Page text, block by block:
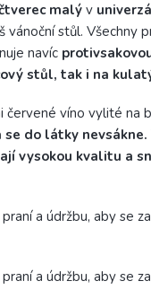
malý v
vánoční stůl. Všechny
navíc
stůl, tak i na
červené víno vylité na
do látky nevsákne.
vysokou kvalitu a
a údržbu, aby se
a údržbu, aby se